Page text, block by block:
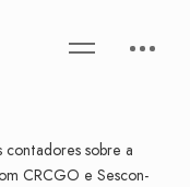
sobre a
CRCGO e Sescon-